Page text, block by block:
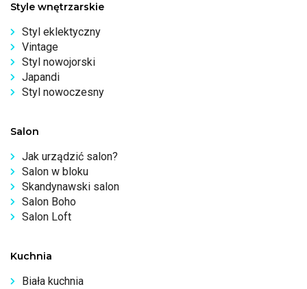
Style wnętrzarskie
Styl eklektyczny
Vintage
Styl nowojorski
Japandi
Styl nowoczesny
Salon
Jak urządzić salon?
Salon w bloku
Skandynawski salon
Salon Boho
Salon Loft
Kuchnia
Biała kuchnia